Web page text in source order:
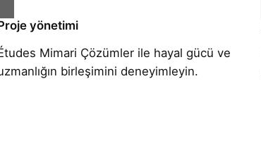
yönetimi
Mimari Çözümler ile hayal gücü ve
birleşimini deneyimleyin.